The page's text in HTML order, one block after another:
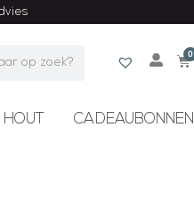
0
CADEAUBONNEN